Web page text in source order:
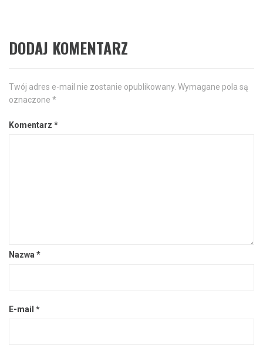
DODAJ KOMENTARZ
Twój adres e-mail nie zostanie opublikowany. Wymagane pola są
oznaczone *
Komentarz *
Nazwa*
E-mail *